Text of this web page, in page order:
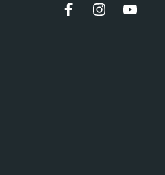
Facebook Instagram